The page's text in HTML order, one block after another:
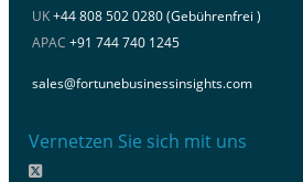
UK+44 808 502 0280 (Gebührenfrei )
APAC +91 744 740 1245
sales@fortunebusinessinsights.com
Vernetzen Sie sich mit uns